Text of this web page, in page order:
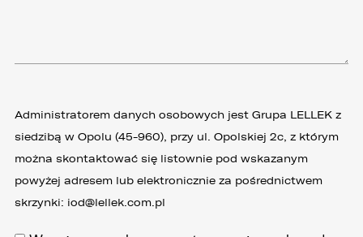
Administratorem danych osobowych jest Grupa LELLEK z
siedzibą w Opolu (45-960), przy ul. Opolskiej 2c, z którym
można skontaktować się listownie pod wskazanym
powyżej adresem lub elektronicznie za pośrednictwem
skrzynki: iod@lellek.com.pl